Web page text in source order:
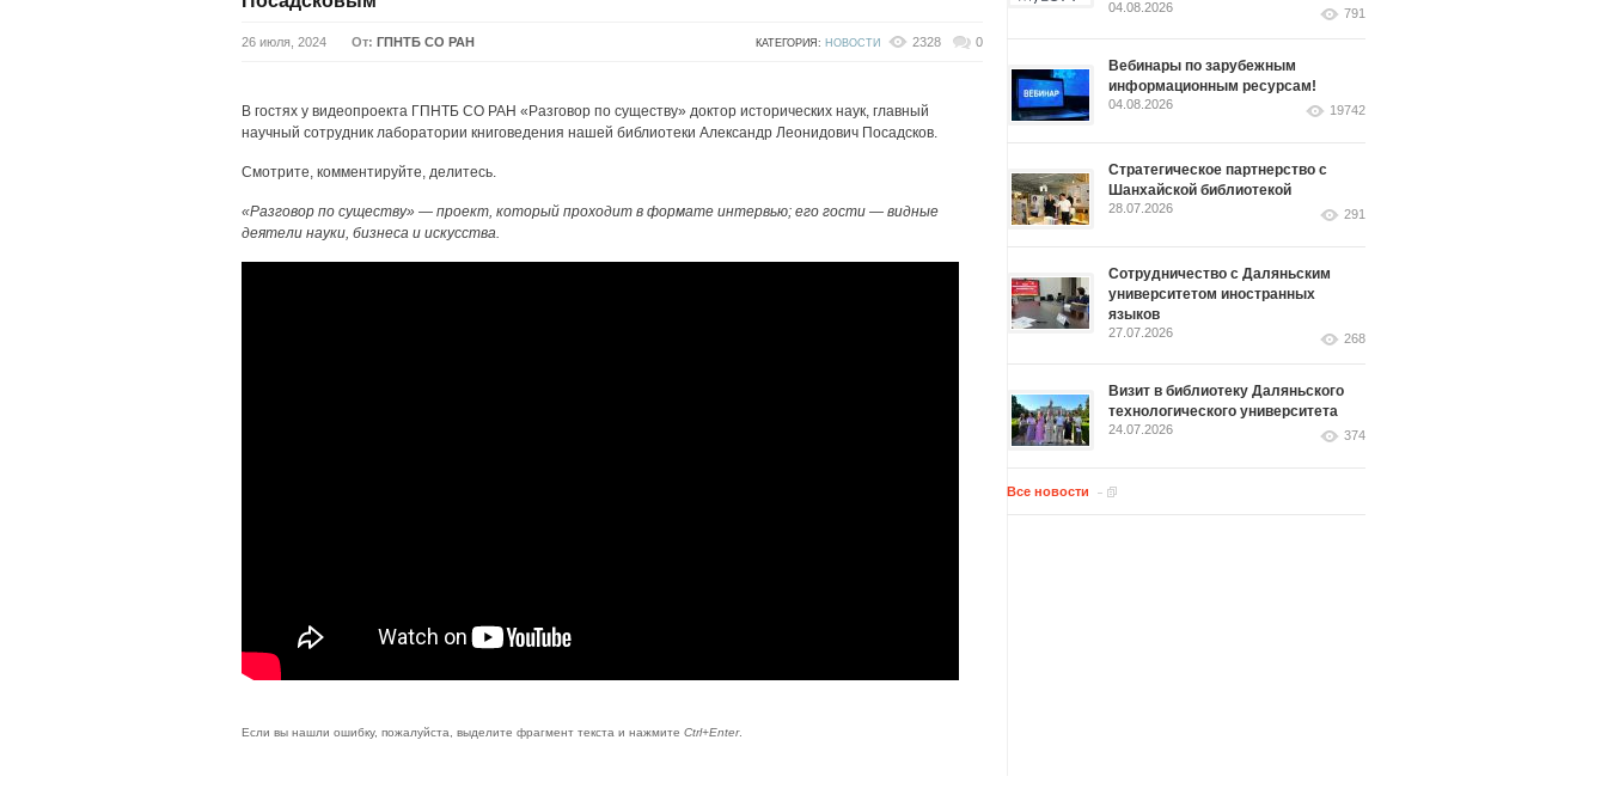
26 июля, 2024 От: ГПНТБ СО РАН КАТЕГОРИЯ: НОВОСТИ 2328 0
В гостях у видеопроекта ГПНТБ СО РАН «Разговор по существу» доктор исторических наук, главный
научный сотрудник лаборатории книговедения нашей библиотеки Александр Леонидович Посадсков.
Смотрите, комментируйте, делитесь.
«Разговор по существу» — проект, который проходит в формате интервью; его гости — видные
деятели науки, бизнеса и искусства.
Если вы нашли ошибку, пожалуйста, выделите фрагмент текста и нажмите Ctrl+Enter.
04.08.2026 791
Вебинары по зарубежным
информационным ресурсам!
04.08.2026 19742
Стратегическое партнерство с
Шанхайской библиотекой
28.07.2026 291
Сотрудничество с Даляньским
университетом иностранных
языков
27.07.2026 268
Визит в библиотеку Даляньского
технологического университета
24.07.2026 374
Все новости